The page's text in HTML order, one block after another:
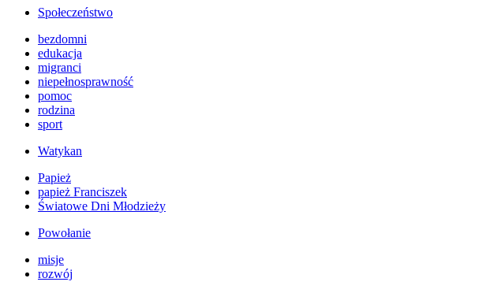
Społeczeństwo
bezdomni
edukacja
migranci
niepełnosprawność
pomoc
rodzina
sport
Watykan
Papież
papież Franciszek
Światowe Dni Młodzieży
Powołanie
misje
rozwój